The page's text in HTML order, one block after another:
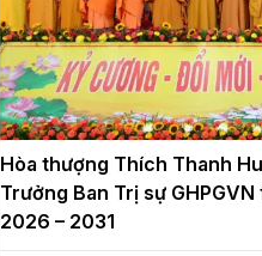
Hòa thượng Thích Thanh
Trưởng Ban Trị sự
2026 – 2031